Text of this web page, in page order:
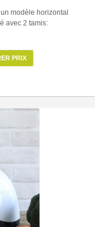
modèle horizontal
avec 2 tamis:
PRIX